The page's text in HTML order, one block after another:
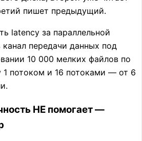
пишет предыдущий.
latency за параллельной
канал передачи данных под
10 000 мелких файлов по
потоком и 16 потоками — от 6
НЕ помогает —